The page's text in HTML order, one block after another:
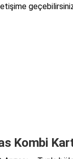
Kombi Kart